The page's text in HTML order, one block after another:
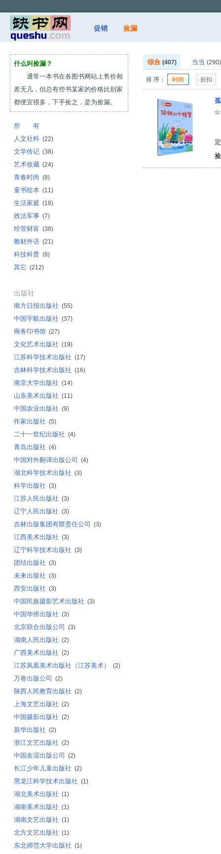
促销 捡漏
什么叫捡漏？
通常一本书在各图书网站上售价相
差无几，但总有些书某家的价格比别家
都便宜很多，下手捡之，是为捡漏。
所 有
人文社科 (22)
文学传记 (38)
艺术收藏 (24)
青春时尚 (8)
童书绘本 (11)
生活家庭 (18)
政法军事 (7)
经管财富 (38)
教材外语 (21)
科技科普 (8)
其它 (212)
出版社
南方日报出版社 (55)
中国宇航出版社 (37)
商务印书馆 (27)
文化艺术出版社 (19)
江苏科学技术出版社 (17)
吉林科学技术出版社 (16)
南京大学出版社 (14)
山东美术出版社 (11)
中国农业出版社 (9)
作家出版社 (5)
二十一世纪出版社 (4)
青岛出版社 (4)
中国对外翻译出版公司 (4)
湖北科学技术出版社 (3)
科学出版社 (3)
江苏人民出版社 (3)
辽宁人民出版社 (3)
吉林出版集团有限责任公司 (3)
江西美术出版社 (3)
辽宁科学技术出版社 (3)
团结出版社 (3)
未来出版社 (3)
西安出版社 (3)
中国民族摄影艺术出版社 (3)
中国华侨出版社 (3)
北京联合出版公司 (3)
湖南人民出版社 (2)
广西美术出版社 (2)
江苏凤凰美术出版社（江苏美术） (2)
万卷出版公司 (2)
陕西人民教育出版社 (2)
上海文艺出版社 (2)
中国摄影出版社 (2)
新华出版社 (2)
浙江文艺出版社 (2)
中国友谊出版公司 (2)
长江少年儿童出版社 (2)
黑龙江科学技术出版社 (1)
湖北美术出版社 (1)
湖南美术出版社 (1)
湖南文艺出版社 (1)
北方文艺出版社 (1)
东北师范大学出版社 (1)
综合 (407) 当当 (290)
排 序： 时间 折扣